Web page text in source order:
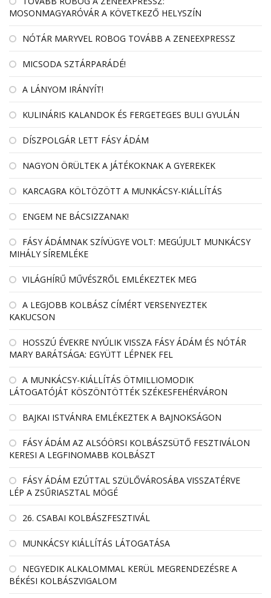
MOSONMAGYARÓVÁR A KÖVETKEZŐ HELYSZÍN
NÓTÁR MARYVEL ROBOG TOVÁBB A ZENEEXPRESSZ
MICSODA SZTÁRPARÁDÉ!
A LÁNYOM IRÁNYÍT!
KULINÁRIS KALANDOK ÉS FERGETEGES BULI GYULÁN
DÍSZPOLGÁR LETT FÁSY ÁDÁM
NAGYON ÖRÜLTEK A JÁTÉKOKNAK A GYEREKEK
KARCAGRA KÖLTÖZÖTT A MUNKÁCSY-KIÁLLÍTÁS
ENGEM NE BÁCSIZZANAK!
FÁSY ÁDÁMNAK SZÍVÜGYE VOLT: MEGÚJULT MUNKÁCSY
MIHÁLY SÍREMLÉKE
VILÁGHÍRŰ MŰVÉSZRŐL EMLÉKEZTEK MEG
A LEGJOBB KOLBÁSZ CÍMÉRT VERSENYEZTEK
KAKUCSON
HOSSZÚ ÉVEKRE NYÚLIK VISSZA FÁSY ÁDÁM ÉS NÓTÁR
MARY BARÁTSÁGA: EGYÜTT LÉPNEK FEL
A MUNKÁCSY-KIÁLLÍTÁS ÖTMILLIOMODIK
LÁTOGATÓJÁT KÖSZÖNTÖTTÉK SZÉKESFEHÉRVÁRON
BAJKAI ISTVÁNRA EMLÉKEZTEK A BAJNOKSÁGON
FÁSY ÁDÁM AZ ALSÓÖRSI KOLBÁSZSÜTŐ FESZTIVÁLON
KERESI A LEGFINOMABB KOLBÁSZT
FÁSY ÁDÁM EZÚTTAL SZÜLŐVÁROSÁBA VISSZATÉRVE
LÉP A ZSŰRIASZTAL MÖGÉ
26. CSABAI KOLBÁSZFESZTIVÁL
MUNKÁCSY KIÁLLÍTÁS LÁTOGATÁSA
NEGYEDIK ALKALOMMAL KERÜL MEGRENDEZÉSRE A
BÉKÉSI KOLBÁSZVIGALOM